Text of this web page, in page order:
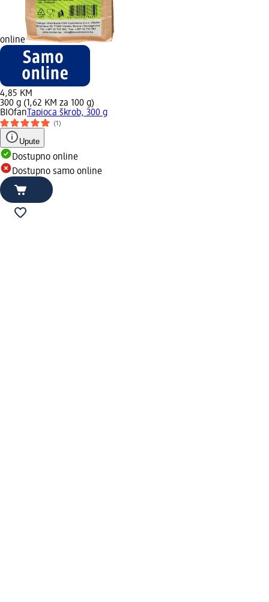
online
4,85 KM
300 g (1,62 KM za 100 g)
BIOfan Tapioca škrob, 300 g
(1)
Upute
Dostupno online
Dostupno samo online